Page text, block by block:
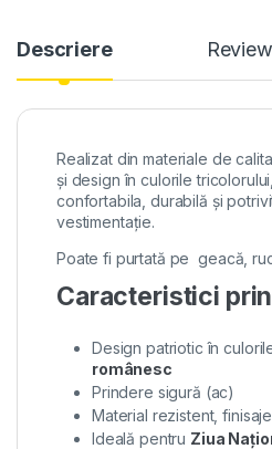
Descriere
Realizat din materiale de
și design în culorile
confortabila, durabilă și
vestimentație.
Poate fi purtată pe geacă,
Caracteristici
Design patriotic în
românesc
Prindere sigură (ac)
Material rezistent,
Ideală pentru Ziua